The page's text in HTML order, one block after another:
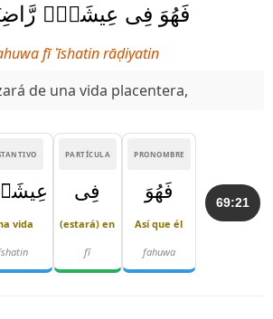
فَهُوَ فِى عِيشَةٍۢ
fī ʿīshatin rāḍiyatin
de una vida placentera,
69:21
PRONOMBRE
فَهُوَ
Así que él
fahuwa
PARTÍCULA
فِى
(estará) en
fī
vida